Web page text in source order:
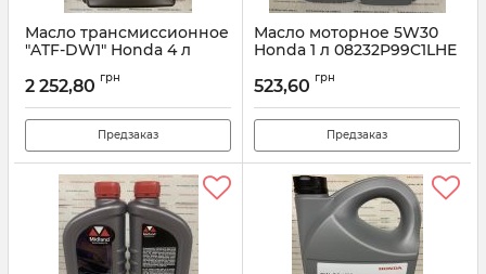
Масло трансмиссионное
"ATF-DW1" Honda 4 л
Артикул: 0826899904HE
2 252,80 грн
Предзаказ
Масло моторное 5W30
Honda 1 л 08232P99C1LHE
523,60 грн
Предзаказ